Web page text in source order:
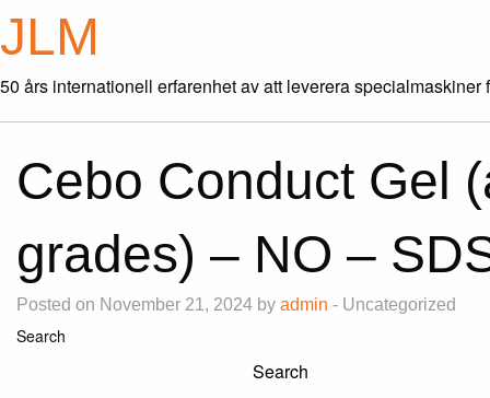
JLM
50 års internationell erfarenhet av att leverera
Cebo Conduct Gel
grades) – NO –
Posted on November 21, 2024 by admin - Uncategorized
Search
Search